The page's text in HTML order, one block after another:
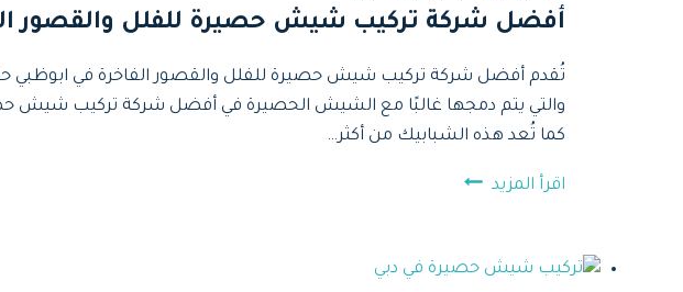
في
2025
أفضل شركة تركيب شيش حصيرة للفلل والقصور
والتي يتم دمجها غالبًا مع الشيش الحصيرة في أفضل شركة تركيب شيش
كما تُعد هذه الشبابيك من أكثر…
اقرأ المزيدأفضل
شيش